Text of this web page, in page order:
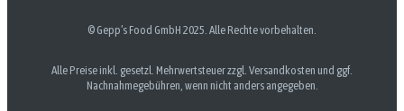
© Gepp’s Food GmbH 2025. Alle Rechte vorbehalten.
Alle Preise inkl. gesetzl. Mehrwertsteuer zzgl. Versandkosten und ggf.
Nachnahmegebühren, wenn nicht anders angegeben.